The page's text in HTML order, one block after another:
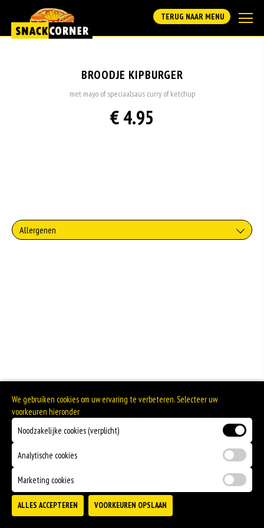
TERUG NAAR MENU
BROODJE KIPBURGER
met mayo of speciaalsaus curry of ketchup
€ 4.95
Allergenen
We gebruiken cookies om uw ervaring te verbeteren. Selecteer uw
voorkeuren hieronder
Noodzakelijke cookies (verplicht)
Analytische cookies
Marketing cookies
ALLES ACCEPTEREN VOORKEUREN OPSLAAN